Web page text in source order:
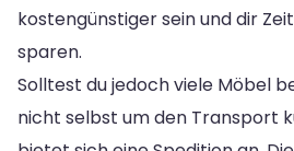
kostengünstiger sein und dir
sparen.
Solltest du jedoch viele Möbel
nicht selbst um den Transport